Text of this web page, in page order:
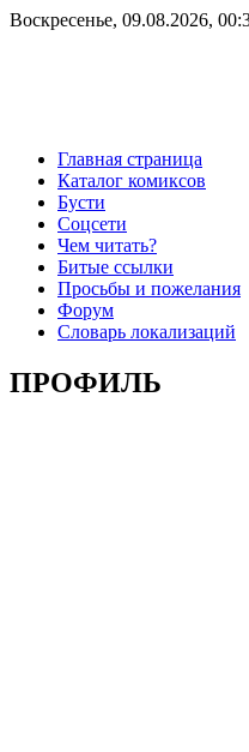
Воскресенье, 09.08.2026,
Главная страница
Каталог комиксов
Бусти
Соцсети
Чем читать?
Битые ссылки
Просьбы и пожелания
Форум
Словарь локализаций
ПРОФИЛЬ